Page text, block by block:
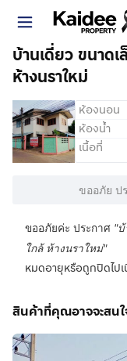
บ้านเดี่ยว ขนาด
ห้างนราใหม่
ห้องนอน
ห้องน้ำ
เนื้อที่
ขออภัย ป
ขออภัยค่ะ ประกาศ "บ้
ใกล้ ห้างนราใหม่"
หมดอายุหรือถูกปิดไป
สินค้าที่คุณอาจจะสน